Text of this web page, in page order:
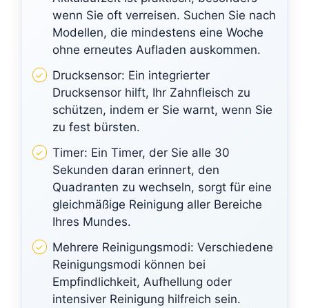
wenn Sie oft verreisen. Suchen Sie nach
Modellen, die mindestens eine Woche
ohne erneutes Aufladen auskommen.
Drucksensor: Ein integrierter
Drucksensor hilft, Ihr Zahnfleisch zu
schützen, indem er Sie warnt, wenn Sie
zu fest bürsten.
Timer: Ein Timer, der Sie alle 30
Sekunden daran erinnert, den
Quadranten zu wechseln, sorgt für eine
gleichmäßige Reinigung aller Bereiche
Ihres Mundes.
Mehrere Reinigungsmodi: Verschiedene
Reinigungsmodi können bei
Empfindlichkeit, Aufhellung oder
intensiver Reinigung hilfreich sein.